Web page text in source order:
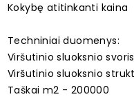
Kokybę atitinkanti kaina
Techniniai duomenys:
Viršutinio sluoksnio
Viršutinio sluoksnio
Taškai m2 - 200000